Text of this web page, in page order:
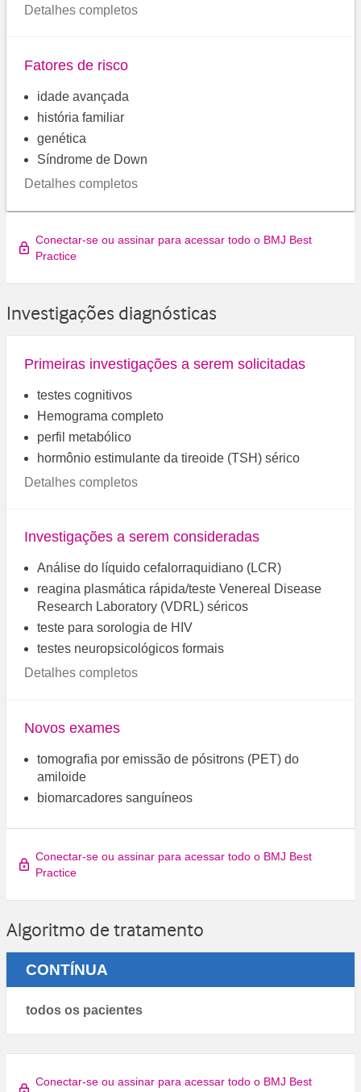
Detalhes completos
Fatores de risco
idade avançada
história familiar
genética
Síndrome de Down
Detalhes completos
Conectar-se ou assinar para acessar todo o BMJ Best
Practice
Investigações diagnósticas
Primeiras investigações a serem solicitadas
testes cognitivos
Hemograma completo
perfil metabólico
hormônio estimulante da tireoide (TSH) sérico
Detalhes completos
Investigações a serem consideradas
Análise do líquido cefalorraquidiano (LCR)
reagina plasmática rápida/teste Venereal Disease
Research Laboratory (VDRL) séricos
teste para sorologia de HIV
testes neuropsicológicos formais
Detalhes completos
Novos exames
tomografia por emissão de pósitrons (PET) do
amiloide
biomarcadores sanguíneos
Conectar-se ou assinar para acessar todo o BMJ Best
Practice
Algoritmo de tratamento
CONTÍNUA
todos os pacientes
Conectar-se ou assinar para acessar todo o BMJ Best